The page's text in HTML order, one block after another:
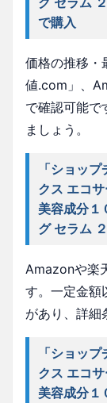
で購入
価格の推移・
値.com」、
で確認可能で
ましょう。
「ショッ
クス エコ
美容成分１
グ セラム
Amazonや楽
す。一定金額
があり、詳細
「ショッ
クス エコ
美容成分１